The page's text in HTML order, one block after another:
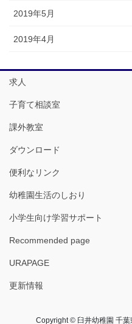
2019年5月
2019年4月
求人
子育て相談室
課外教室
ダウンロード
便利なリンク
幼稚園生活のしおり
小学生向け学習サポート
Recommended page
URAPAGE
更新情報
Copyright © 臼井幼稚園 千